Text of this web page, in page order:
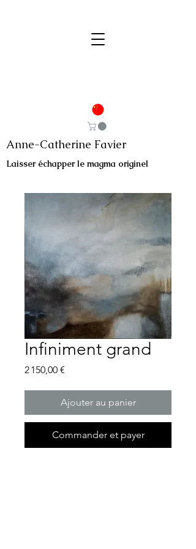
Anne-Catherine Favier
Laisser échapper le magma originel
Infiniment grand
2 150,00 €
Ajouter au panier
Commander et payer